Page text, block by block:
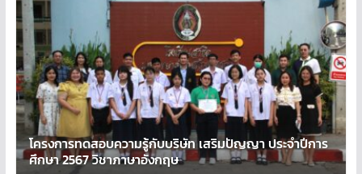
โครงการทดสอบความรู้กับบริษัท เสริมปัญญา ประจำปีการ
ศึกษา 2567 วิชาภาษาอังกฤษ